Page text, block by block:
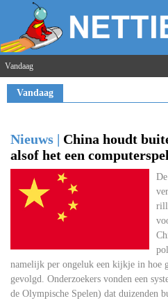
Vandaag
Vandaag
Nieuws | China houdt
alsof het een
namelijk per ongeluk een kijkje in hoe
gevolgd. Onderzoekers vonden een
de Olympische Spelen) dat duizenden